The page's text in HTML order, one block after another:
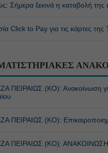
Σήμερα ξεκινά η καταβολή της
Click to Pay για τις κάρτες της
ΠΕΙΡΑΙΩΣ (ΚΟ): Ανακοίνωση
ΠΕΙΡΑΙΩΣ (ΚΟ):
ΠΕΙΡΑΙΩΣ (ΚΟ): ΑΝΑΚΟΙΝΩΣΗ